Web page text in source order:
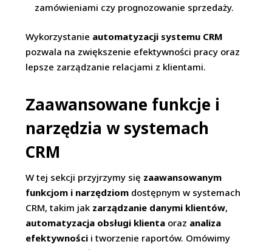
zamówieniami czy prognozowanie sprzedaży.
Wykorzystanie automatyzacji systemu CRM
pozwala na zwiększenie efektywności pracy oraz
lepsze zarządzanie relacjami z klientami.
Zaawansowane funkcje i
narzędzia w systemach
CRM
W tej sekcji przyjrzymy się zaawansowanym
funkcjom i narzędziom dostępnym w systemach
CRM, takim jak zarządzanie danymi klientów,
automatyzacja obsługi klienta oraz analiza
efektywności i tworzenie raportów. Omówimy